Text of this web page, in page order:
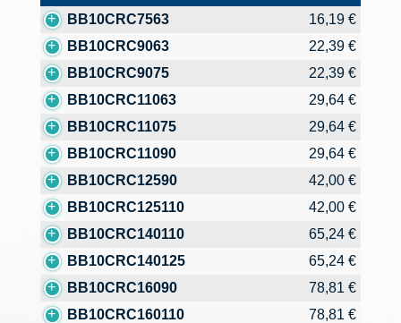
Référence Prix Public HT
BB10CRC7563
16,19 €
BB10CRC9063
22,39 €
BB10CRC9075
22,39 €
BB10CRC11063
29,64 €
BB10CRC11075
29,64 €
BB10CRC11090
29,64 €
BB10CRC12590
42,00 €
BB10CRC125110
42,00 €
BB10CRC140110
65,24 €
BB10CRC140125
65,24 €
BB10CRC16090
78,81 €
BB10CRC160110
78,81 €